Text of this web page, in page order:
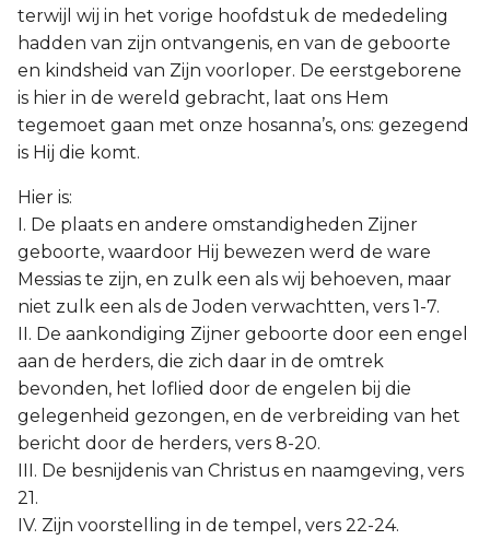
terwijl wij in het vorige hoofdstuk de mededeling
hadden van zijn ontvangenis, en van de geboorte
en kindsheid van Zijn voorloper. De eerstgeborene
is hier in de wereld gebracht, laat ons Hem
tegemoet gaan met onze hosanna’s, ons: gezegend
is Hij die komt.
Hier is:
I. De plaats en andere omstandigheden Zijner
geboorte, waardoor Hij bewezen werd de ware
Messias te zijn, en zulk een als wij behoeven, maar
niet zulk een als de Joden verwachtten, vers 1-7.
II. De aankondiging Zijner geboorte door een engel
aan de herders, die zich daar in de omtrek
bevonden, het loflied door de engelen bij die
gelegenheid gezongen, en de verbreiding van het
bericht door de herders, vers 8-20.
III. De besnijdenis van Christus en naamgeving, vers
21.
IV. Zijn voorstelling in de tempel, vers 22-24.